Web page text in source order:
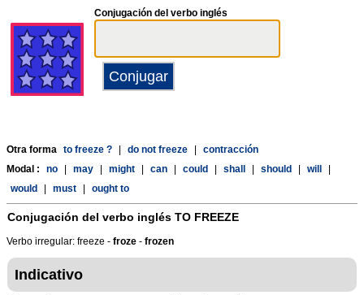
Conjugación del verbo inglés
Otra forma to freeze ? do not freeze
contracción
Modal :
no may might can could shall should will
would
must ought to
Conjugación del verbo inglés TO FREEZE
Verbo irregular: freeze - froze - frozen
Indicativo